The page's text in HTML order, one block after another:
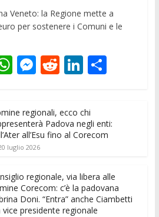
Veneto: la Regione mette a
per sostenere i Comuni e le
W
s
A
p
p
M
ss
e
n
er
R
di
t
Li
k
e
dI
C
di
vi
regionali, ecco chi
Padova negli enti:
all’Esu fino al Corecom
luglio 2026
regionale, via libera alle
Corecom: c’è la padovana
Doni. “Entra” anche Ciambetti
vice presidente regionale